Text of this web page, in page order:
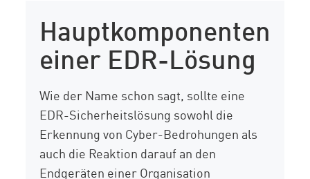
Hauptkomponenten
einer EDR-Lösung
Wie der Name schon sagt, sollte eine
EDR-Sicherheitslösung sowohl die
Erkennung von Cyber-Bedrohungen als
auch die Reaktion darauf an den
Endgeräten einer Organisation